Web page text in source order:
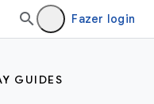
Fazer login
GUIDES